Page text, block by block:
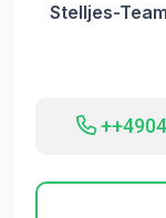
Stelljes-